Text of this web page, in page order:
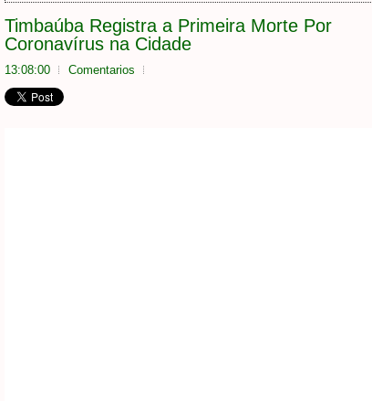
Timbaúba Registra a Primeira Morte Por
Coronavírus na Cidade
13:08:00 Comentarios